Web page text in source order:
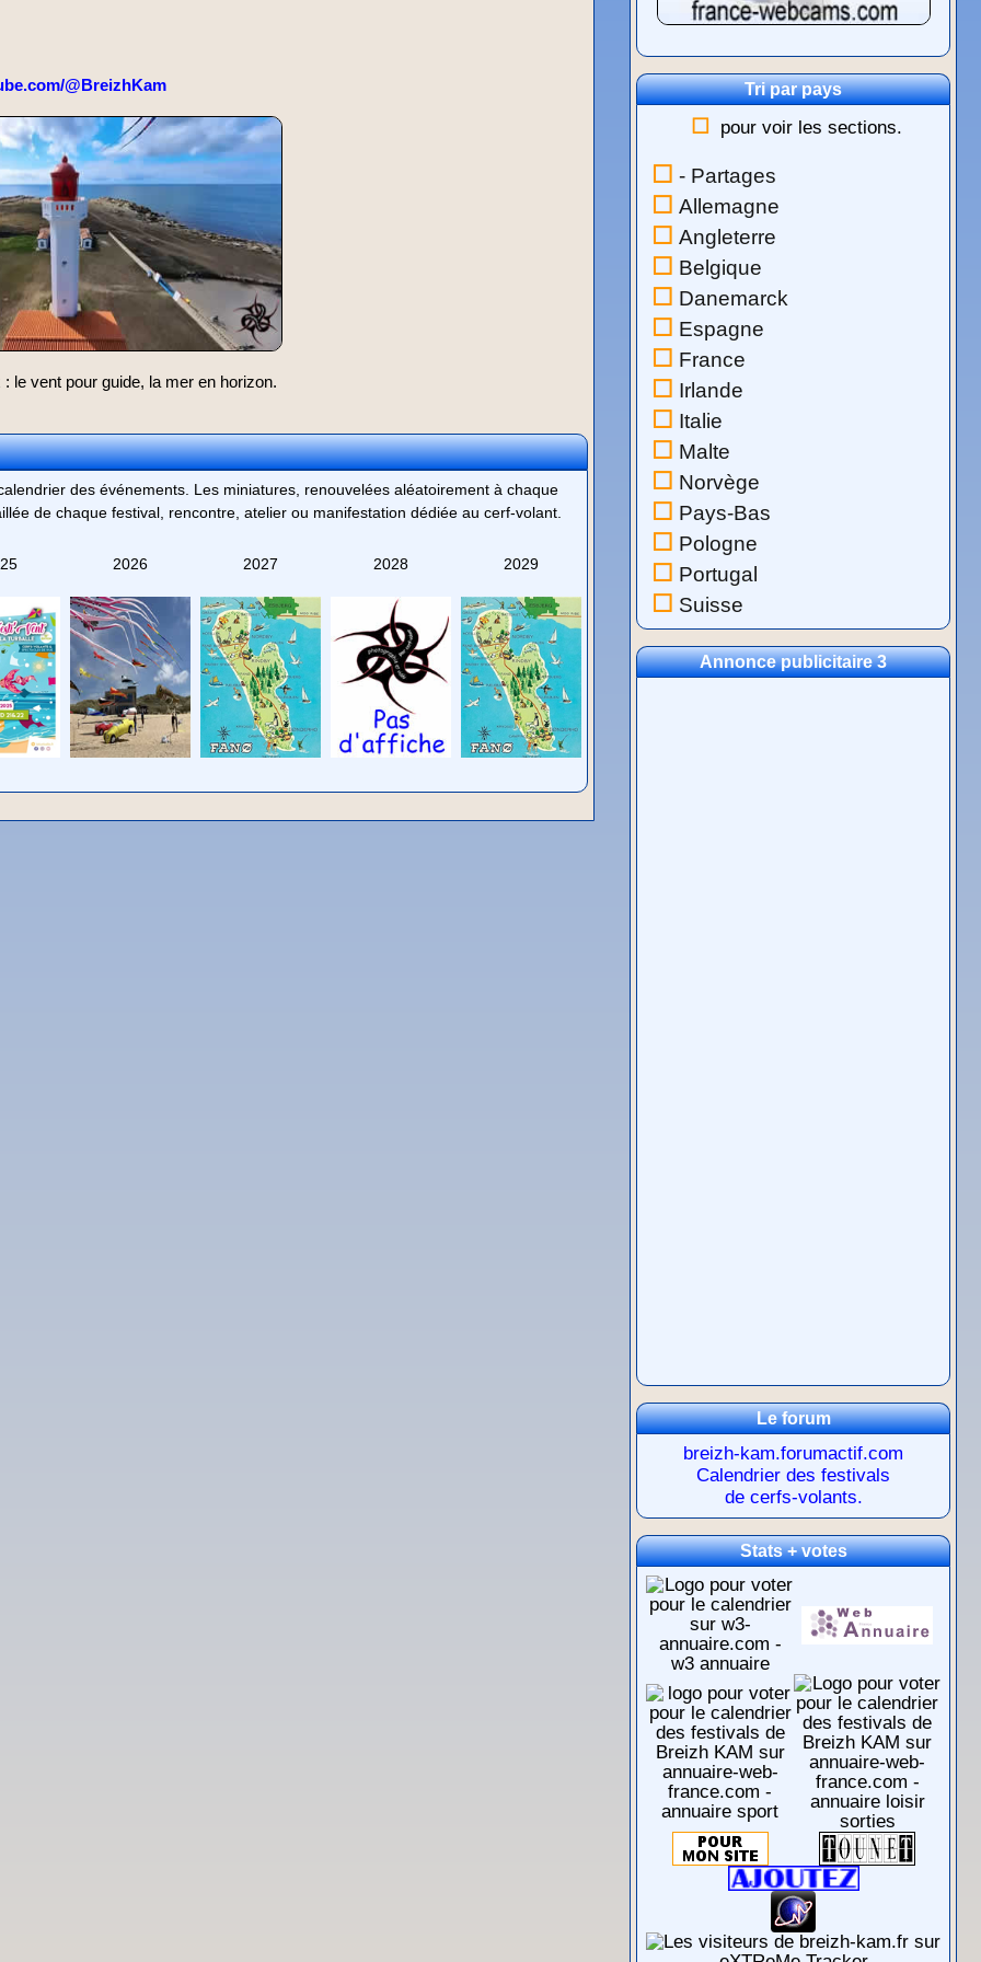
@BreizhKam
le vent pour guide, la mer en horizon.
des événements. Les miniatures, renouvelées aléatoirement à chaque
de chaque festival, rencontre, atelier ou manifestation dédiée au cerf-volant.
2026 2027 2028 2029
Tri par pays
pour voir les sections.
- Partages
Allemagne
Angleterre
Belgique
Danemarck
Espagne
France
Irlande
Italie
Malte
Norvège
Pays-Bas
Pologne
Portugal
Suisse
Annonce publicitaire 3
Le forum
breizh-kam.forumactif.com
Calendrier des festivals
de cerfs-volants.
Stats + votes